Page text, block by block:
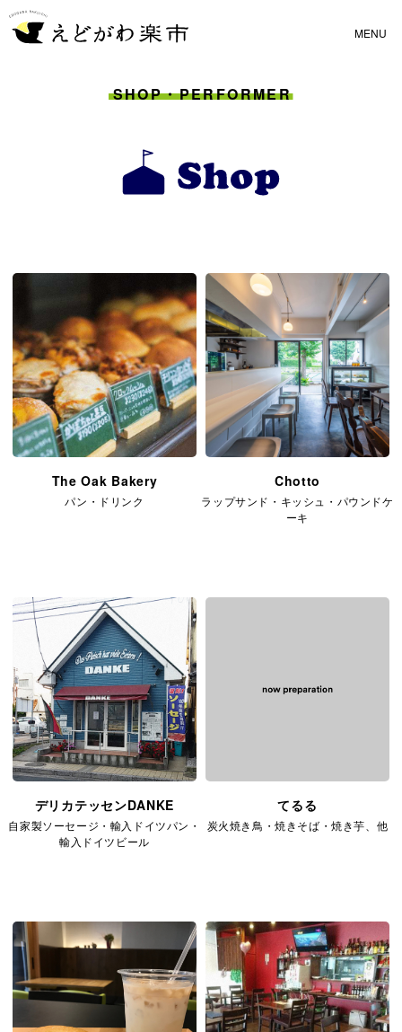
SHOP・PERFORMER
The Oak Bakery
パン・ドリンク
Chotto
ラップサンド・キッシュ・パウンドケ
ーキ
デリカテッセンDANKE
自家製ソーセージ・輸入ドイツパン・
輸入ドイツビール
てるる
炭火焼き鳥・焼きそば・焼き芋、他